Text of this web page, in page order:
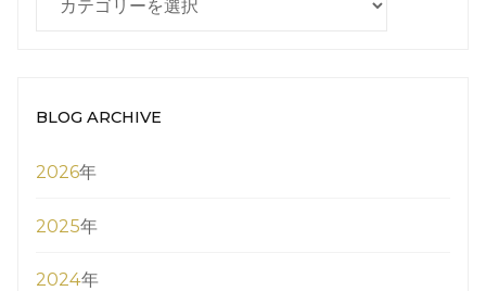
BLOG ARCHIVE
2026年
2025年
2024年